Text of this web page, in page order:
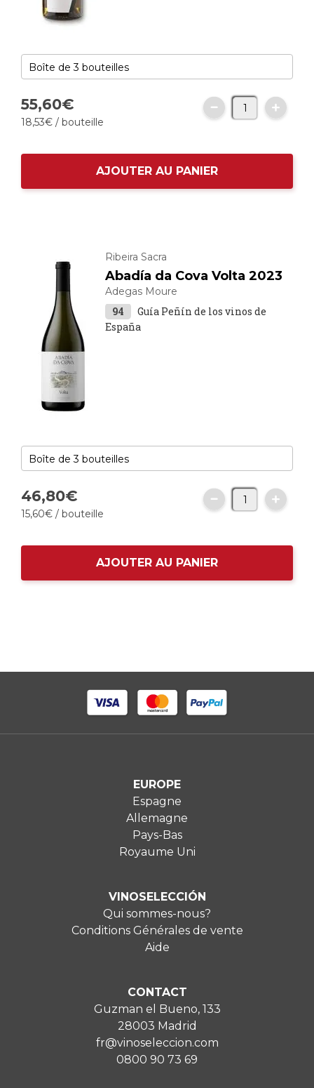
55,60€
18,53€ / bouteille
AJOUTER AU PANIER
Ribeira Sacra
Abadía da Cova Volta 2023
Adegas Moure
94
Guía Peñín de los vinos de
España
46,80€
15,60€ / bouteille
AJOUTER AU PANIER
EUROPE
Espagne
Allemagne
Pays-Bas
Royaume Uni
VINOSELECCIÓN
Qui sommes-nous?
Conditions Générales de vente
Aide
CONTACT
Guzman el Bueno, 133
28003 Madrid
fr@vinoseleccion.com
0800 90 73 69